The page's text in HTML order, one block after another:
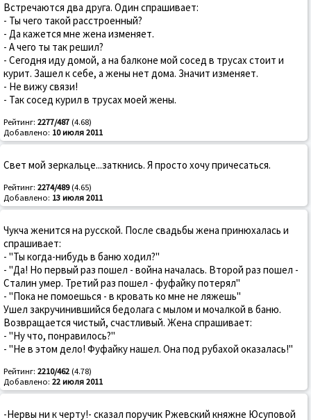
Встречаются два друга. Один спрашивает:
- Ты чего такой расстроенный?
- Да кажется мне жена изменяет.
- А чего ты так решил?
- Сегодня иду домой, а на балконе мой сосед в трусах стоит и
курит. Зашел к себе, а жены нет дома. Значит изменяет.
- Не вижу связи!
- Так сосед курил в трусах моей жены.
Рейтинг: 2277/487 (4.68)
Добавлено: 10 июля 2011
Свет мой зеркальце...заткнись. Я просто хочу причесаться.
Рейтинг: 2274/489(4.65)
Добавлено: 13 июля 2011
Чукча женится на русской. После свадьбы жена принюхалась и
спрашивает:
- "Ты когда-нибудь в баню ходил?"
- "Да! Но первый раз пошел - война началась. Второй раз пошел -
Сталин умер. Третий раз пошел - фуфайку потерял"
- "Пока не помоешься - в кровать ко мне не ляжешь"
Ушел закручинившийся бедолага с мылом и мочалкой в баню.
Возвращается чистый, счастливый. Жена спрашивает:
- "Ну что, понравилось?"
- "Не в этом дело! Фуфайку нашел. Она под рубахой оказалась!"
Рейтинг: 2210/462 (4.78)
Добавлено: 22 июля 2011
-Нервы ни к черту!- сказал поручик Ржевский княжне Юсуповой